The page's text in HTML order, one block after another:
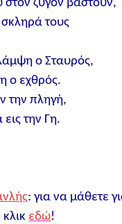
ζυγόν βαστούν,
σκληρά τους
ο Σταυρός,
ο εχθρός.
την πληγή,
την Γη.
: για να μάθετε
εδώ!